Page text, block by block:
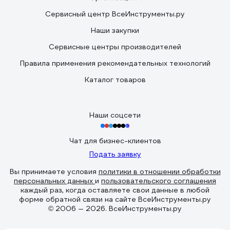
Сервисный центр ВсеИнструменты.ру
Наши закупки
Сервисные центры производителей
Правила применения рекомендательных технологий
Каталог товаров
Наши соцсети
Чат для бизнес-клиентов
Подать заявку
Вы принимаете условия политики в отношении обработки
персональных данных и пользовательского соглашения
каждый раз, когда оставляете свои данные в любой
форме обратной связи на сайте ВсеИнструменты.ру
© 2006 — 2026. ВсеИнструменты.ру